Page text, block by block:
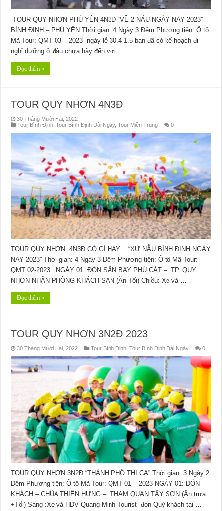
TOUR QUY NHƠN PHÚ YÊN 4N3Đ “VỀ 2 NẪU NGÀY NAY 2023”
BÌNH ĐỊNH – PHÚ YÊN Thời gian: 4 Ngày 3 Đêm Phương tiện: Ô tô
Mã Tour: QMT 03 – 2023 ngày lễ 30.4-1.5 bạn đã có kế hoạch đi
nghỉ dưỡng ở đâu chưa hãy đến vơi …
Đọc thêm »
TOUR QUY NHƠN 4N3Đ
30 Tháng Mười Hai, 2022
Tour Bình Định ,Tour Bình Định Dài Ngày,Tour Miền Trung 0
TOUR QUY NHƠN 4N3Đ CÓ GÌ HAY “XỨ NẪU BÌNH ĐỊNH NGÀY
NAY 2023” Thời gian: 4 Ngày 3 Đêm Phương tiện: Ô tô Mã Tour:
QMT 02-2023 NGÀY 01: ĐÓN SÂN BAY PHÙ CÁT – TP. QUY
NHƠN NHẬN PHÒNG KHÁCH SẠN (Ăn Tối) Chiều: Xe và …
Đọc thêm »
TOUR QUY NHƠN 3N2Đ 2023
30 Tháng Mười Hai, 2022 Tour Bình Định,Tour Bình Định Dài Ngày 0
TOUR QUY NHƠN 3N2Đ “THÀNH PHỐ THI CA” Thời gian: 3 Ngày 2
Đêm Phương tiện: Ô tô Mã Tour: QMT 01 – 2023 NGÀY 01: ĐÓN
KHÁCH – CHÙA THIÊN HƯNG – THAM QUAN TÂY SƠN (Ăn trưa
+Tối) Sáng :Xe và HDV Quang Minh Tourist đón Quý khách tại …